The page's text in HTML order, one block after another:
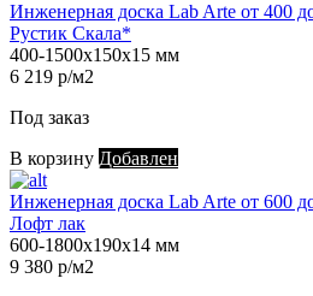
Инженерная доска Lab Arte от 400
Рустик Скала*
400-1500х150х15 мм
6 219 р/м2
Под заказ
В корзину Добавлен
Инженерная доска Lab Arte от 600
Лофт лак
600-1800х190х14 мм
9 380 р/м2